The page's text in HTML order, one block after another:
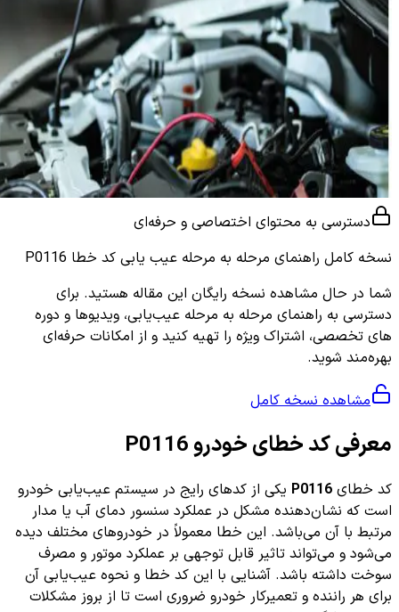
دسترسی به محتوای اختصاصی و حرفه‌ای
نسخه کامل راهنمای مرحله به مرحله عیب یابی کد خطا P0116
شما در حال مشاهده نسخه رایگان این مقاله هستید. برای
دسترسی به راهنمای مرحله به مرحله عیب‌یابی، ویدیوها و دوره
های تخصصی، اشتراک ویژه را تهیه کنید و از امکانات حرفه‌ای
بهره‌مند شوید.
مشاهده نسخه کامل
معرفی کد خطای خودرو P0116
کد خطای P0116 یکی از کدهای رایج در سیستم عیب‌یابی خودرو
است که نشان‌دهنده مشکل در عملکرد سنسور دمای آب یا مدار
مرتبط با آن می‌باشد. این خطا معمولاً در خودروهای مختلف دیده
می‌شود و می‌تواند تاثیر قابل‌ توجهی بر عملکرد موتور و مصرف
سوخت داشته باشد. آشنایی با این کد خطا و نحوه عیب‌یابی آن
برای هر راننده و تعمیرکار خودرو ضروری است تا از بروز مشکلات